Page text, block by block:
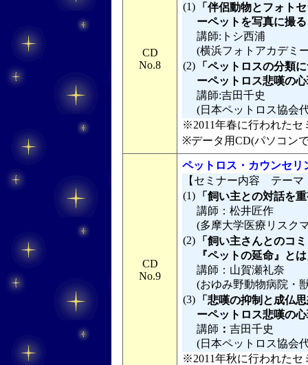
CD
No.8
(1)
「伴侶動物とフォト
ーペットを写真に撮
講師:トシ西浦
(横浜フォトアカデミ
(2)
「ペットロスの分類
ーペットロス悲嘆の
講師:吉田千史
(日本ペットロス協会
※2011年春に行われたセ
※データ用CD(パソコン
CD
No.9
ペットロス・カウンセ
【セミナー内容 テーマ
(1)
「飼い主との対話を
講師：松井匠作
(多摩大学医療リスク
(2)
「飼い主さんとのコ
『ペットの延命』と
講師：山賀瀬礼奈
(おゆみ野動物病院・
(3)
「悲嘆の抑制と成仏
ーペットロス悲嘆の
講師 ： 吉田千史
(日本ペットロス協会
※2011年秋に行われたセ